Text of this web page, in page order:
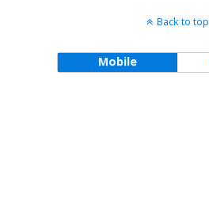
Back to top
Mobile